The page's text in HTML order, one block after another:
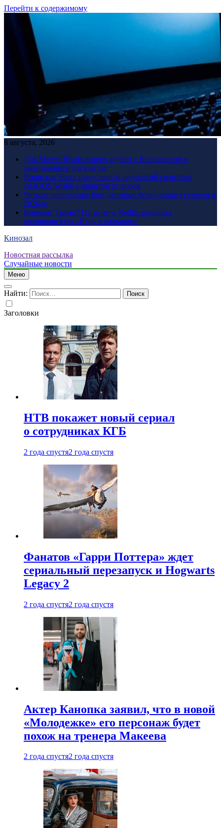
Перейти к содержимому
8 августа, 2026
Для Marvel Rivals вышел апдейт с Капюшоном и
уменьшением веса игры
Японская Sharp представила недорогой смартфон
AQUOS Wish6 с защитой от воров
Четыре процессора Intel, которые безнадежно устарели в
2026-м
Виноват Трамп? Из-за чего Netflix прикрыл
американскую «Игру в кальмара»
Кинозал
Новостная рассылка
Случайные новости
Меню
Найти:
Заголовки
НТВ покажет новый сериал
о сотрудниках КГБ
2 года спустя2 года спустя
Фанатов «Гарри Поттера» ждет
сериальный перезапуск и Hogwarts
Legacy 2
2 года спустя2 года спустя
Актер Канопка заявил, что в новой
«Молодежке» его персонаж будет
похож на тренера Макеева
2 года спустя2 года спустя